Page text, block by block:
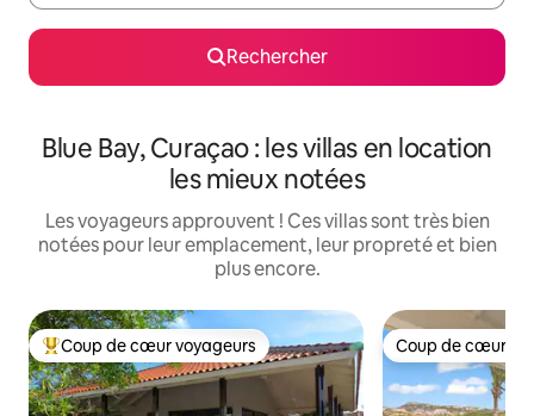
Rechercher
Blue Bay, Curaçao : les villas en location
les mieux notées
Les voyageurs approuvent ! Ces villas sont très bien
notées pour leur emplacement, leur propreté et bien
plus encore.
Coups de cœur voyageurs les plus appréciés
Coup de cœur voyageurs Coup de cœur
Coup de cœur